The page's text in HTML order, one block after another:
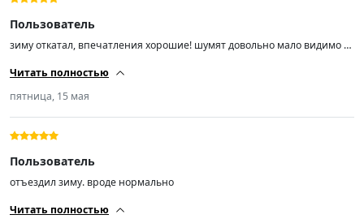
Пользователь
зиму откатал, впечатления хорошие! шумят довольно мало видимо за
максимум 15 гр навесили на шиномонтаже
Читать полностью
пятница, 15 мая
Пользователь
отъездил зиму. вроде нормально
Читать полностью